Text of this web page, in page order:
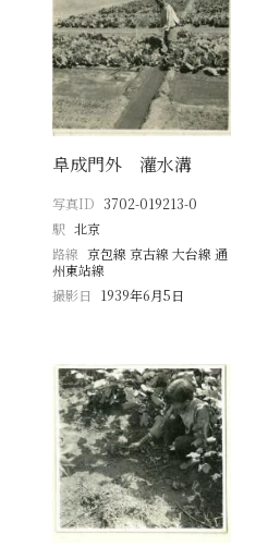
阜成門外 灌水溝
写真ID 3702-019213-0
駅 北京
路線 京包線 京古線 大台線 通
州東站線
撮影日
1939年6月5日